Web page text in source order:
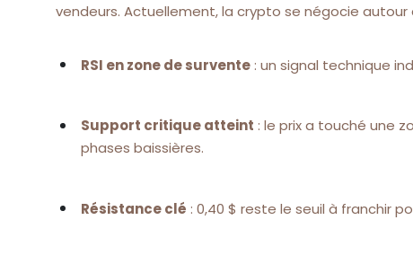
vendeurs. Actuellement, la crypto se négocie autour
RSI en zone de survente : un signal technique
Support critique atteint : le prix a touché une
phases baissières.
Résistance clé : 0,40 $ reste le seuil à franchir